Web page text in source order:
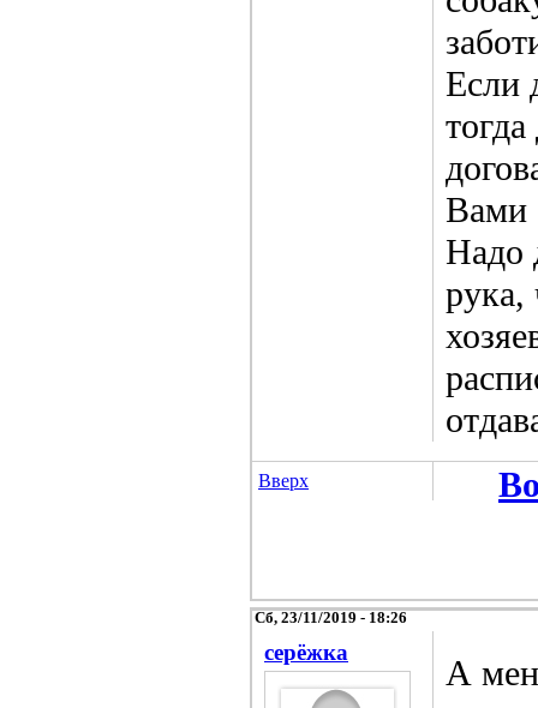
Если
Вами
Надо
рука,
Вверх
Сб, 23/11/2019 - 18:26
серёжка
А